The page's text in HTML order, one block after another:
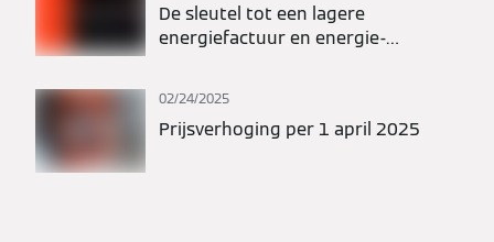
De sleutel tot een lagere
energiefactuur en energie-
02/24/2025
Prijsverhoging per 1 april 2025